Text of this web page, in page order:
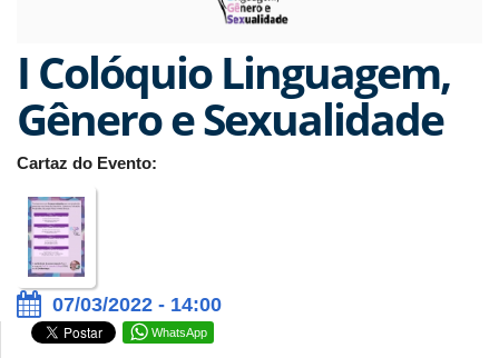
I Colóquio Linguagem,
Gênero e Sexualidade
Cartaz do Evento:
07/03/2022 - 14:00
WhatsApp